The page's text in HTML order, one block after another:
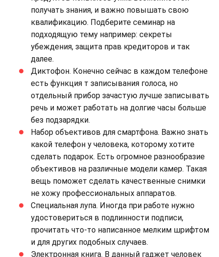
получать знания, и важно повышать свою
квалификацию. Подберите семинар на
подходящую тему например: секреты
убеждения, защита прав кредиторов и так
далее.
Диктофон. Конечно сейчас в каждом телефоне
есть функция т записывания голоса, но
отдельный прибор зачастую лучше записывать
речь и может работать на долгие часы больше
без подзарядки.
Набор объективов для смартфона. Важно знать
какой телефон у человека, которому хотите
сделать подарок. Есть огромное разнообразие
объективов на различные модели камер. Такая
вещь поможет сделать качественные снимки
не хожу профессиональных аппаратов.
Специальная лупа. Иногда при работе нужно
удостовериться в подлинности подписи,
прочитать что-то написанное мелким шрифтом
и для других подобных случаев.
Электронная книга. В данный гаджет человек